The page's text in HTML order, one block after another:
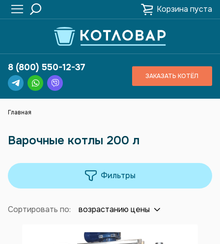
Корзина пуста
8 (800) 550-12-37
ЗАКАЗАТЬ КОТЁЛ
Главная
Варочные котлы 200 л
Фильтры
Сортировать по: возрастанию цены